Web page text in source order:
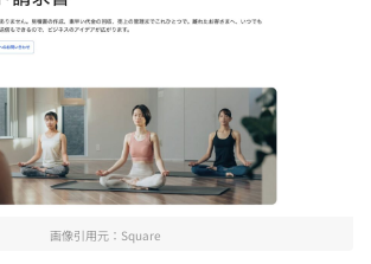
画像引用元： Square